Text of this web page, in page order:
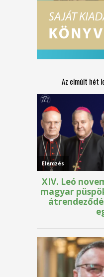
Az elmúlt hét